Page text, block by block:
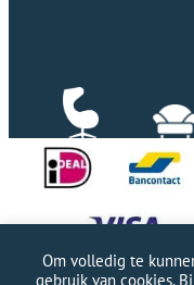
Om volledig te
gebruik van cookies.